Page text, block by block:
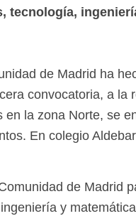
tecnología,
de Madrid ha
convocatoria, a la
la zona Norte, se
En colegio
de Madrid
y